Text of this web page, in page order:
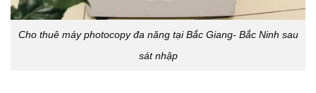
Cho thuê máy photocopy đa năng tại Bắc Giang- Bắc Ninh sau
sát nhập